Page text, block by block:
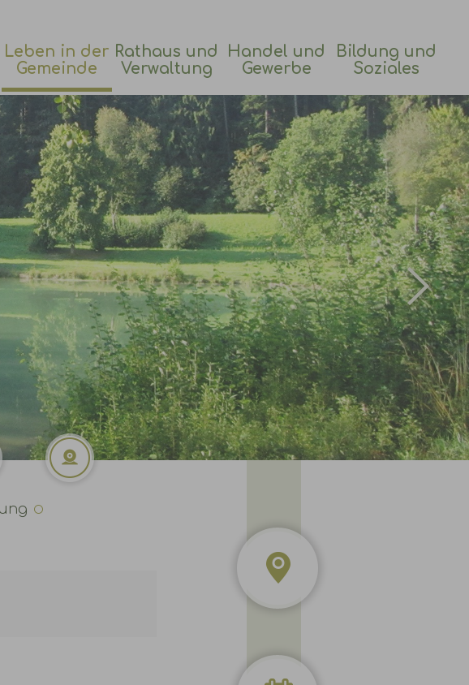
Leben in der
Gemeinde
Rathaus und
Verwaltung
Handel und
Gewerbe
Bildung und
Soziales